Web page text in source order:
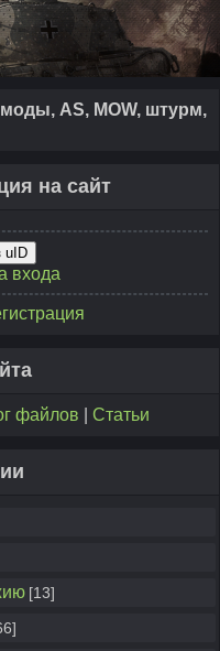
AS, MOW, штурм,
на сайт
uID
входа
файлов Статьи
[13]